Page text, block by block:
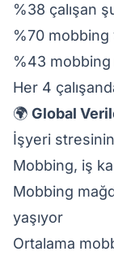
%38 çalışan
%70 mobbing
%43 mobbing
Her 4
🌍 Global
İşyeri
Mobbing, iş
Mobbing
yaşıyor
Ortalama